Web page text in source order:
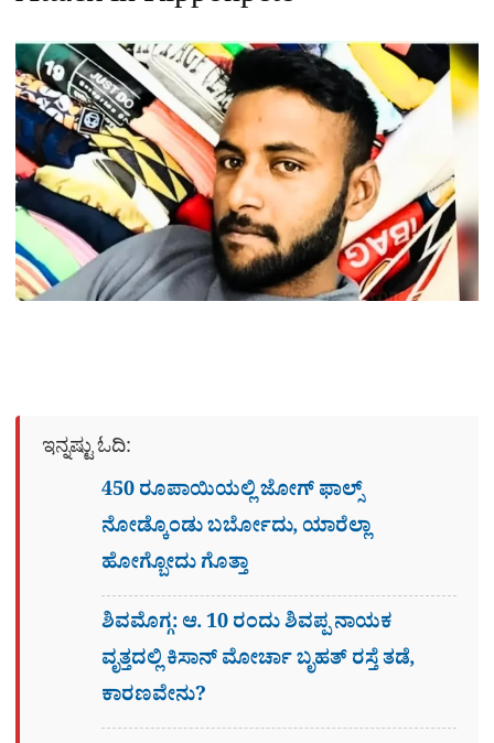
ಇನ್ನಷ್ಟು ಓದಿ:
450 ರೂಪಾಯಿಯಲ್ಲಿ ಜೋಗ್​ ಫಾಲ್ಸ್​
ನೋಡ್ಕೊಂಡು ಬರ್ಬೋದು, ಯಾರೆಲ್ಲಾ
ಹೋಗ್ಬೋದು ಗೊತ್ತಾ
ಶಿವಮೊಗ್ಗ: ಆ. 10 ರಂದು ಶಿವಪ್ಪ ನಾಯಕ
ವೃತ್ತದಲ್ಲಿ ಕಿಸಾನ್ ಮೋರ್ಚಾ ಬೃಹತ್ ರಸ್ತೆ ತಡೆ,
ಕಾರಣವೇನು?